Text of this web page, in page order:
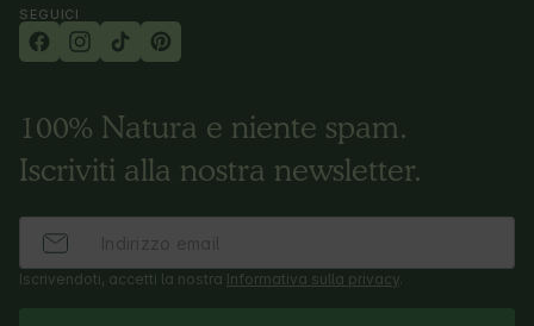
SEGUICI
100% Natura e niente spam.
Iscriviti alla nostra newsletter.
Iscrivendoti, accetti la nostra Informativa sulla privacy.